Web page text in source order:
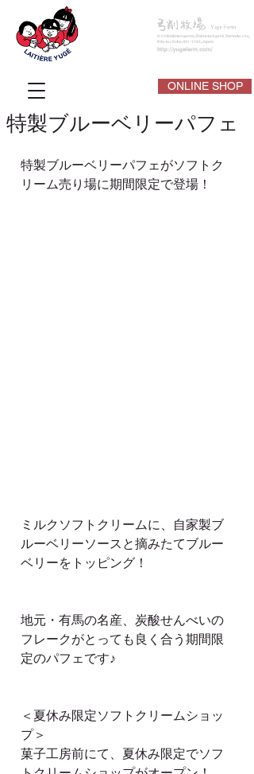
ONLINE SHOP
特製ブルーベリーパフェ
特製ブルーベリーパフェがソフトク
リーム売り場に期間限定で登場！
ミルクソフトクリームに、自家製ブ
ルーベリーソースと摘みたてブルー
ベリーをトッピング！
地元・有馬の名産、炭酸せんべいの
フレークがとっても良く合う期間限
定のパフェです♪
＜夏休み限定ソフトクリームショッ
プ＞
菓子工房前にて、夏休み限定でソフ